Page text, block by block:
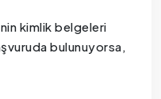
kimlik belgeleri
bulunuyorsa,